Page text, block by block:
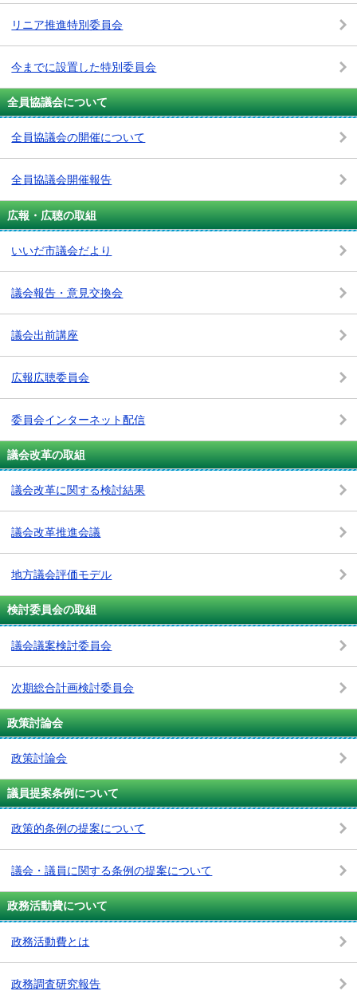
リニア推進特別委員会
今までに設置した特別委員会
全員協議会について
全員協議会の開催について
全員協議会開催報告
広報・広聴の取組
いいだ市議会だより
議会報告・意見交換会
議会出前講座
広報広聴委員会
委員会インターネット配信
議会改革の取組
議会改革に関する検討結果
議会改革推進会議
地方議会評価モデル
検討委員会の取組
議会議案検討委員会
次期総合計画検討委員会
政策討論会
政策討論会
議員提案条例について
政策的条例の提案について
議会・議員に関する条例の提案について
政務活動費について
政務活動費とは
政務調査研究報告